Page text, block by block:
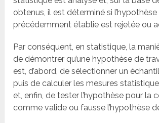
obtenus, il est déterminé si
précédemment établie est rejetée ou
Par conséquent, en statistique, la
de démontrer qu’une hypothèse de
est, d’abord, de sélectionner un
puis de calculer les mesures
et, enfin, de tester l’hypothèse pour la
comme valide ou fausse l’hypothèse